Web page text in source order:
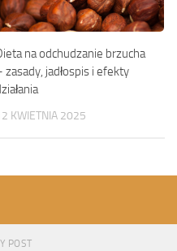
na odchudzanie brzucha
zasady, jadłospis i efekty
KWIETNIA 2025
POST